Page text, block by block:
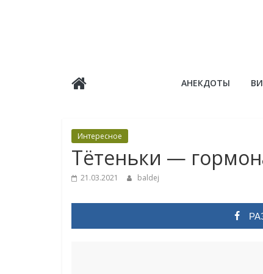
Балдёж АНЕКДОТЫ
Интересное
Тётеньки —
21.03.2021 baldej